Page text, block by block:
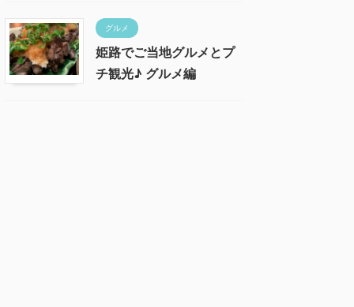
グルメ
姫路でご当地グルメとプ
チ観光♪ グルメ編